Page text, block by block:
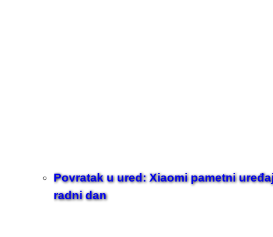
Povratak u ured: Xiaomi pametni
radni dan